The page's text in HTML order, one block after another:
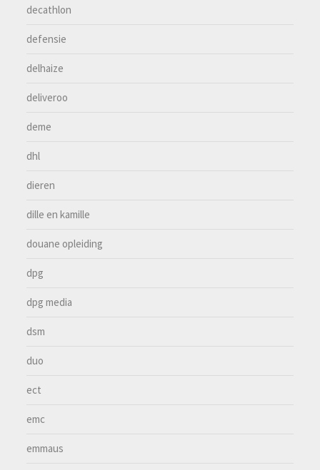
decathlon
defensie
delhaize
deliveroo
deme
dhl
dieren
dille en kamille
douane opleiding
dpg
dpg media
dsm
duo
ect
emc
emmaus